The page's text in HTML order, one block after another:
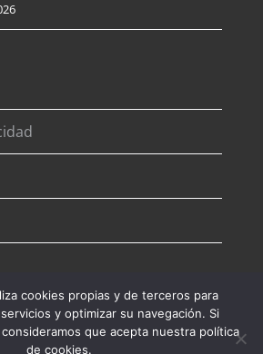
Desarrollado porAgencia de Marketing
Digital - Digital2G
cookies propias y de terceros para
y optimizar su navegación. Si
que acepta nuestra política
de cookies.